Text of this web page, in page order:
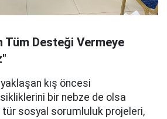
Tüm Desteği Vermeye
kış öncesi
bir nebze de olsa
sosyal sorumluluk projeleri,